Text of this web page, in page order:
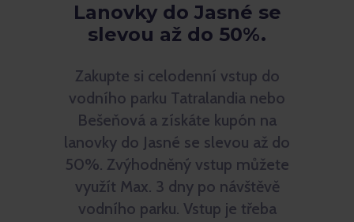
Lanovky do Jasné se
slevou až do 50%.
Zakupte si celodenní vstup do
vodního parku Tatralandia nebo
Bešeňová a získáte kupón na
lanovky do Jasné se slevou až do
50%. Zvýhodněný vstup můžete
využít Max. 3 dny po návštěvě
vodního parku. Vstup je třeba